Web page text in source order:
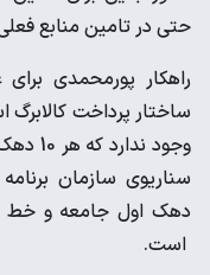
حتی در تامین منابع
راهکار پورمحمدی
ساختار پرداخت
وجود
سناریوی سازمان
دهک اول جامعه و خط
است.